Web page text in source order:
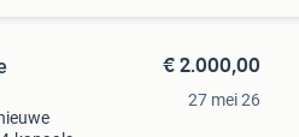
€ 2.000,00
27 mei 26